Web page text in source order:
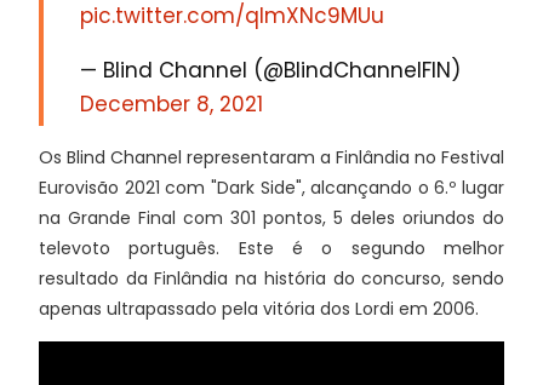
pic.twitter.com/qlmXNc9MUu
— Blind Channel (@BlindChannelFIN)
December 8, 2021
Os Blind Channel representaram a Finlândia no Festival
Eurovisão 2021 com "Dark Side", alcançando o 6.º lugar
na Grande Final com 301 pontos, 5 deles oriundos do
televoto português. Este é o segundo melhor
resultado da Finlândia na história do concurso, sendo
apenas ultrapassado pela vitória dos Lordi em 2006.